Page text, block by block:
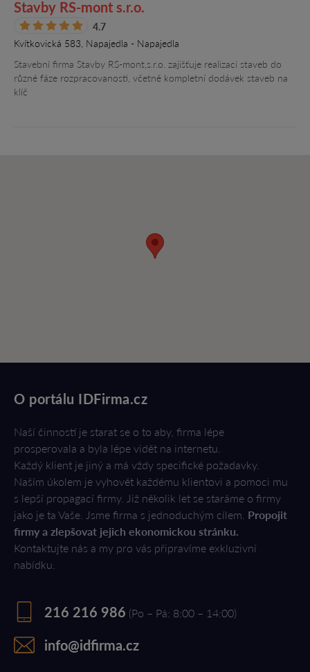
Stavby RS-mont s.r.o.
4.7
Kvítkovická 583, Napajedla - Napajedla
Stavební firma Stavby RS-mont,s.r.o. zajišťuje realizaci staveb do
různé fáze rozpracovanosti, včetně kompletní dodávek staveb na
klíč
O portálu IDFirma.cz
Naší činností je starat se o to aby, firma lépe
prosperovala a byla lépe vidět na internetu.
Každý klient je jiný a má vždy specifické požadavky.
Naším úkolem je vyhovět každému klientovi a pomoci mu
s lepší propagací firmy. Již několik let se staráme o firmy
jako je ta Vaše. Jsme firma s jednoduchým cílem. Propojit
firmy a zlepšovat jejich ekonomickou stránku.
Kontaktujte nás a my pro vás připravíme exkluzivní
nabídku.
216 216 986 (Po – Pá: 8:00 – 14:00)
info@idfirma.cz